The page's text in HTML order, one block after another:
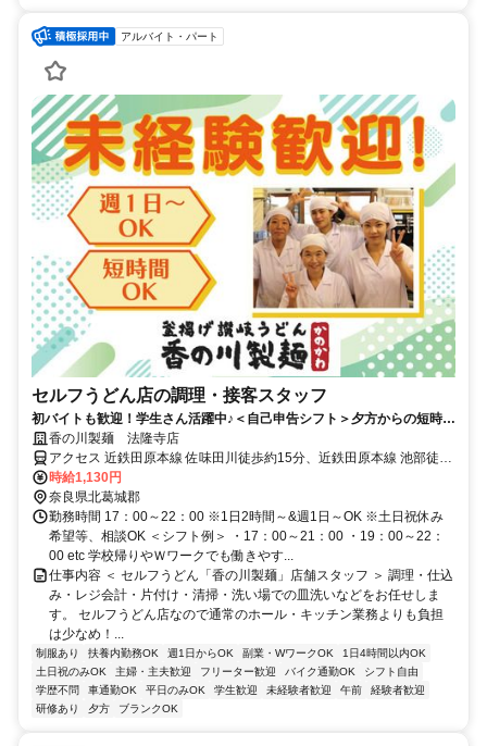
アルバイト・パート
セルフうどん店の調理・接客スタッフ
初バイトも歓迎！学生さん活躍中♪＜自己申告シフト＞夕方からの短時間
でＯＫ
香の川製麺 法隆寺店
アクセス 近鉄田原本線 佐味田川徒歩約15分、近鉄田原本線 池部徒歩
約15分、ＪＲ関西本線〔大和路線〕 法隆寺南口徒歩約22分
時給1,130円
奈良県北葛城郡
勤務時間 17：00～22：00 ※1日2時間～&週1日～OK ※土日祝休み
希望等、相談OK ＜シフト例＞ ・17：00～21：00 ・19：00～22：
00 etc 学校帰りやＷワークでも働きやす...
仕事内容 ＜ セルフうどん「香の川製麺」店舗スタッフ ＞ 調理・仕込
み・レジ会計・片付け・清掃・洗い場での皿洗いなどをお任せしま
す。 セルフうどん店なので通常のホール・キッチン業務よりも負担
は少なめ！...
制服あり 扶養内勤務OK 週1日からOK 副業・WワークOK
1日4時間以内OK
土日祝のみOK
主婦・主夫歓迎 フリーター歓迎 バイク通勤OK
シフト自由
学歴不問
車通勤OK 平日のみOK 学生歓迎 未経験者歓迎 午前
経験者歓迎
研修あり
夕方 ブランクOK